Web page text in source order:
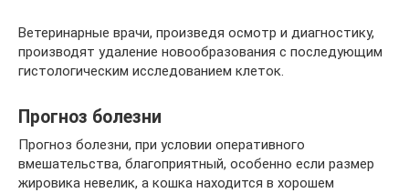
Ветеринарные врачи, произведя осмотр и диагностику,
производят удаление новообразования с последующим
гистологическим исследованием клеток.
Прогноз болезни
Прогноз болезни, при условии оперативного
вмешательства, благоприятный, особенно если размер
жировика невелик, а кошка находится в хорошем